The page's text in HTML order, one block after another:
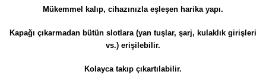
Mükemmel kalıp, cihazınızla eşleşen harika yapı.
Kapağı çıkarmadan bütün slotlara (yan tuşlar, şarj, kulaklık girişleri
vs.) erişilebilir.
Kolayca takıp çıkartılabilir.